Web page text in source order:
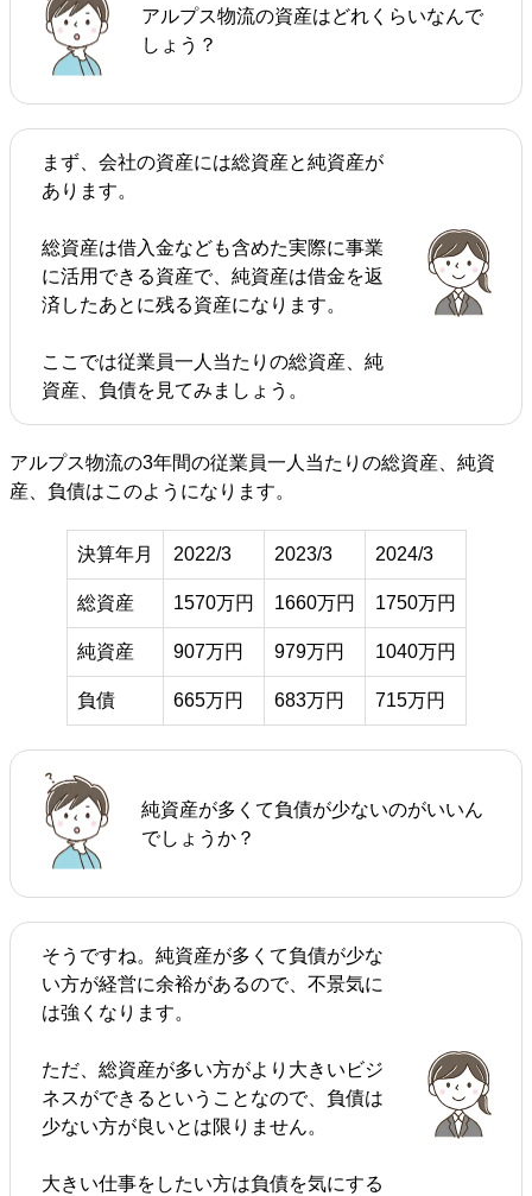
アルプス物流の資産はどれくらいなんで
しょう？
まず、会社の資産には総資産と純資産が
あります。
総資産は借入金なども含めた実際に事業
に活用できる資産で、純資産は借金を返
済したあとに残る資産になります。
ここでは従業員一人当たりの総資産、純
資産、負債を見てみましょう。
アルプス物流の3年間の従業員一人当たりの総資産、純資
産、負債はこのようになります。
決算年月 2022/3 2023/3 2024/3
総資産 1570万円 1660万円 1750万円
純資産 907万円 979万円 1040万円
負債 665万円 683万円 715万円
純資産が多くて負債が少ないのがいいん
でしょうか？
そうですね。純資産が多くて負債が少な
い方が経営に余裕があるので、不景気に
は強くなります。
ただ、総資産が多い方がより大きいビジ
ネスができるということなので、負債は
少ない方が良いとは限りません。
大きい仕事をしたい方は負債を気にする